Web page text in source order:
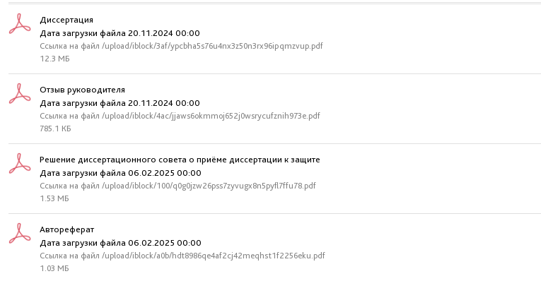
Диссертация
Дата загрузки файла 20.11.2024 00:00
Ссылка на файл /upload/iblock/3af/ypcbha5s76u4nx3z50n3rx96ipqmzvup.pdf
12.3 МБ
Отзыв руководителя
Дата загрузки файла 20.11.2024 00:00
Ссылка на файл /upload/iblock/4ac/jjaws6okmmoj652j0wsrycufznih973e.pdf
785.1 КБ
Решение диссертационного совета о приёме диссертации к защите
Дата загрузки файла 06.02.2025 00:00
Ссылка на файл /upload/iblock/100/q0g0jzw26pss7zyvugx8n5pyfl7ffu78.pdf
1.53 МБ
Автореферат
Дата загрузки файла 06.02.2025 00:00
Ссылка на файл /upload/iblock/a0b/hdt8986qe4af2cj42meqhst1f2256eku.pdf
1.03 МБ